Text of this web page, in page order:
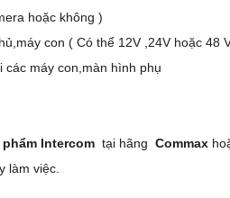
hoặc không )
con ( Có thể 12V ,24V hoặc 48
các máy con,màn hình phụ
Intercomtại hãng Commax
vòng 7 ngày làm